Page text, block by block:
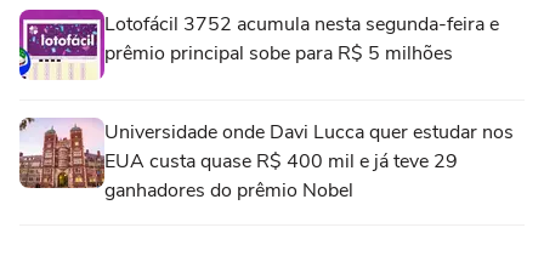
Lotofácil 3752 acumula nesta segunda-feira e
prêmio principal sobe para R$ 5 milhões
Universidade onde Davi Lucca quer estudar nos
EUA custa quase R$ 400 mil e já teve 29
ganhadores do prêmio Nobel